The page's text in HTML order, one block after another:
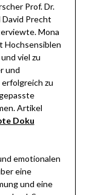
Prof. Dr.
David Precht
Mona
Hochsensiblen
viel zu
und
zu
Artikel
Doku
emotionalen
eine
und eine